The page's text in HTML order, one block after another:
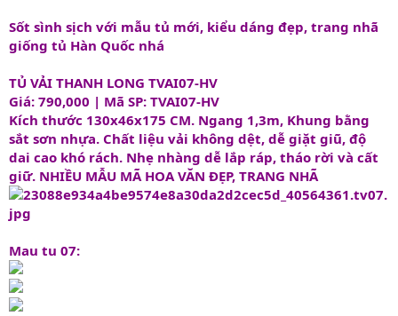
Sốt sình sịch với mẫu tủ mới, kiểu dáng đẹp, trang nhã
giống tủ Hàn Quốc nhá
TỦ VẢI THANH LONG TVAI07-HV
Giá: 790,000 | Mã SP: TVAI07-HV
Kích thước 130x46x175 CM. Ngang 1,3m, Khung bằng
sắt sơn nhựa. Chất liệu vải không dệt, dễ giặt giũ, độ
dai cao khó rách. Nhẹ nhàng dễ lắp ráp, tháo rời và cất
giữ. NHIỀU MẪU MÃ HOA VĂN ĐẸP, TRANG NHÃ
Mau tu 07: